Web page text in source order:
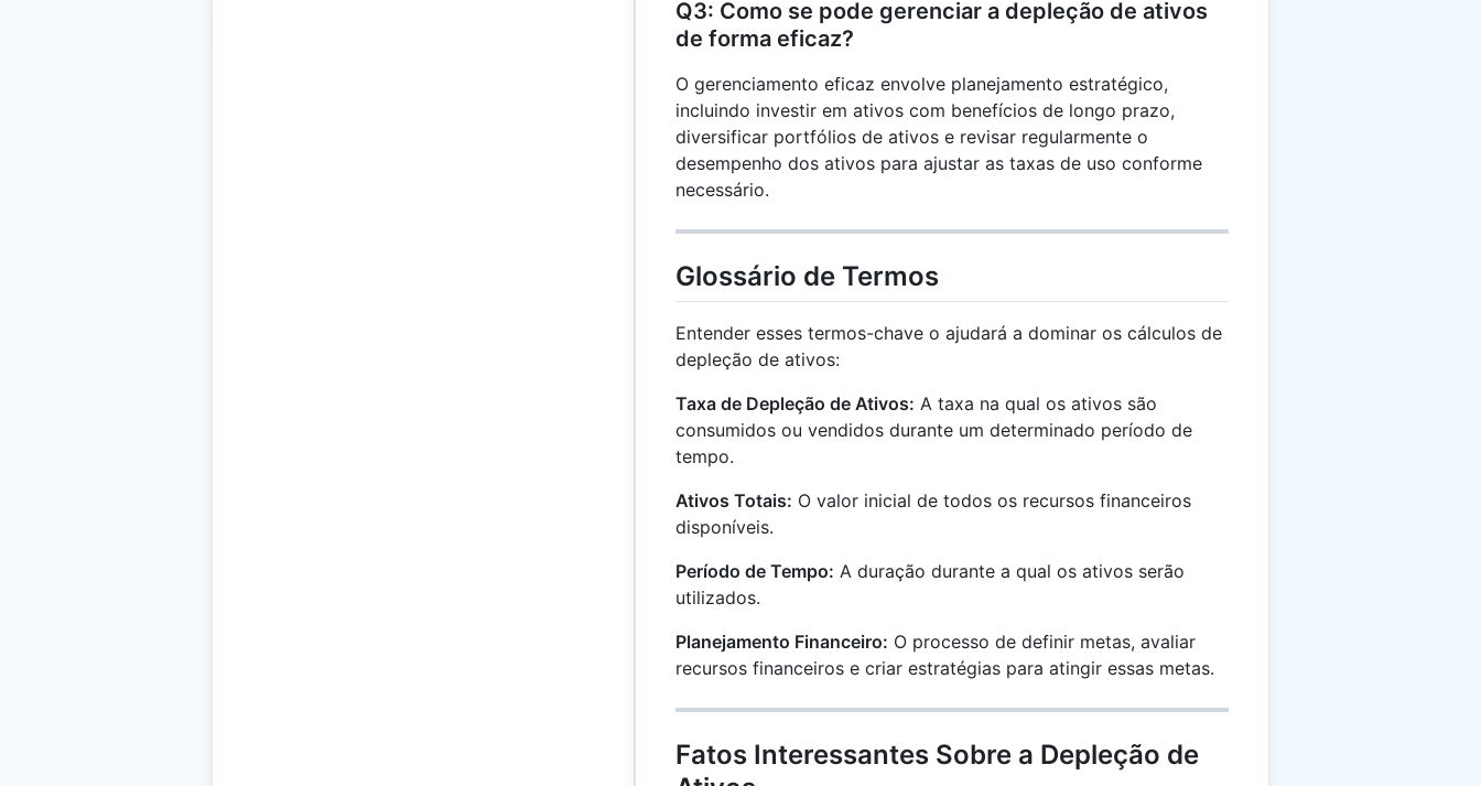
Q3: Como se pode gerenciar a depleção de ativos
de forma eficaz?
O gerenciamento eficaz envolve planejamento estratégico,
incluindo investir em ativos com benefícios de longo prazo,
diversificar portfólios de ativos e revisar regularmente o
desempenho dos ativos para ajustar as taxas de uso conforme
necessário.
Glossário de Termos
Entender esses termos-chave o ajudará a dominar os cálculos de
depleção de ativos:
Taxa de Depleção de Ativos: A taxa na qual os ativos são
consumidos ou vendidos durante um determinado período de
tempo.
Ativos Totais: O valor inicial de todos os recursos financeiros
disponíveis.
Período de Tempo: A duração durante a qual os ativos serão
utilizados.
Planejamento Financeiro: O processo de definir metas, avaliar
recursos financeiros e criar estratégias para atingir essas metas.
Fatos Interessantes Sobre a Depleção de